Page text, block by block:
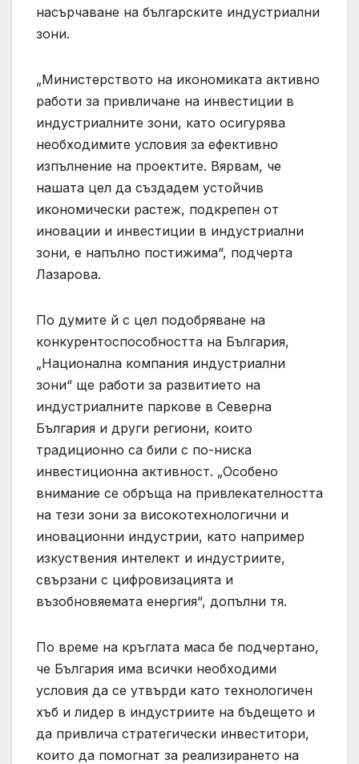
насърчаване на българските индустриални
зони.
„Министерството на икономиката активно
работи за привличане на инвестиции в
индустриалните зони, като осигурява
необходимите условия за ефективно
изпълнение на проектите. Вярвам, че
нашата цел да създадем устойчив
икономически растеж, подкрепен от
иновации и инвестиции в индустриални
зони, е напълно постижима“, подчерта
Лазарова.
По думите й с цел подобряване на
конкурентоспособността на България,
„Национална компания индустриални
зони“ ще работи за развитието на
индустриалните паркове в Северна
България и други региони, които
традиционно са били с по-ниска
инвестиционна активност. „Особено
внимание се обръща на привлекателността
на тези зони за високотехнологични и
иновационни индустрии, като например
изкуствения интелект и индустриите,
свързани с цифровизацията и
възобновяемата енергия“, допълни тя.
По време на кръглата маса бе подчертано,
че България има всички необходими
условия да се утвърди като технологичен
хъб и лидер в индустриите на бъдещето и
да привлича стратегически инвеститори,
които да помогнат за реализирането на